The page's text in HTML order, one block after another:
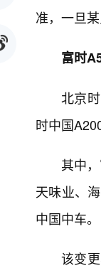
准，一旦
富时
北京
时中国
其中
天味业、
中国中车。
该变